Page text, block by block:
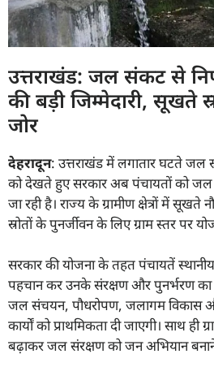
उत्तराखंड: जल संकट से
की बड़ी जिम्मेदारी, सूखते
जोर
देहरादून: उत्तराखंड में लगातार घटते
को देखते हुए सरकार अब पंचायतों को
जा रही है। राज्य के ग्रामीण क्षेत्रों में सूखते
स्रोतों के पुनर्जीवन के लिए ग्राम स्तर पर
सरकार की योजना के तहत पंचायतें
पहचान कर उनके संरक्षण और पुनर्भरण का
जल संचयन, पौधरोपण, जलागम विकास और
कार्यों को प्राथमिकता दी जाएगी। साथ ही
बढ़ाकर जल संरक्षण को जन अभियान बनाने